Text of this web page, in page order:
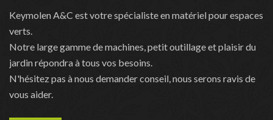
Keymolen A&C est votre spécialiste en matériel pour espaces
verts.
Notre large gamme de machines, petit outillage et plaisir du
jardin répondra à tous vos besoins.
N'hésitez pas à nous demander conseil, nous serons ravis de
vous aider.